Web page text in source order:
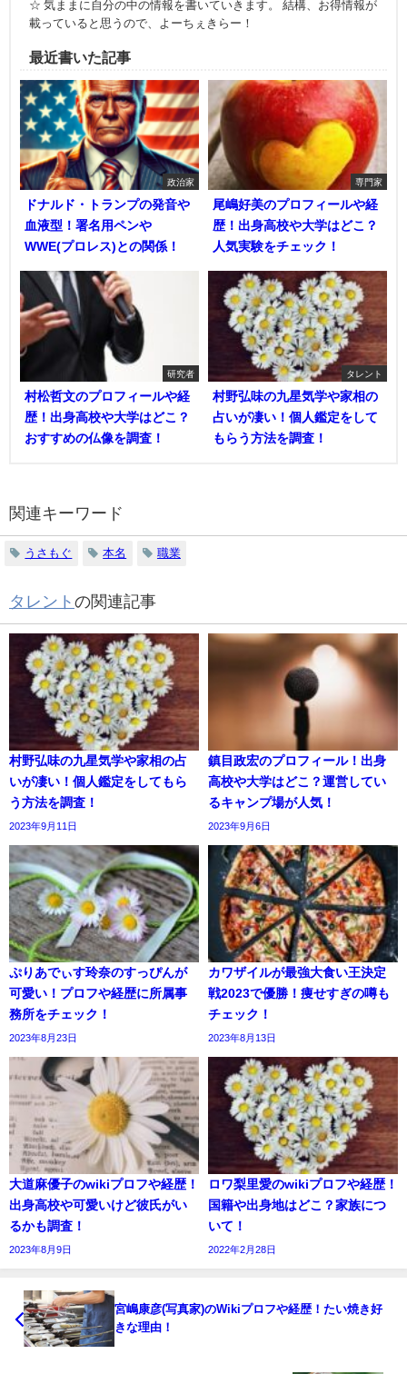
☆ 気ままに自分の中の情報を書いていきます。 結構、お得情報が
載っていると思うので、よーちぇきらー！
最近書いた記事
政治家
ドナルド・トランプの発音や
血液型！署名用ペンや
WWE(プロレス)との関係！
専門家
尾嶋好美のプロフィールや経
歴！出身高校や大学はどこ？
人気実験をチェック！
研究者
村松哲文のプロフィールや経
歴！出身高校や大学はどこ？
おすすめの仏像を調査！
タレント
村野弘味の九星気学や家相の
占いが凄い！個人鑑定をして
もらう方法を調査！
関連キーワード
うさもぐ 本名 職業
タレント の関連記事
村野弘味の九星気学や家相の占
いが凄い！個人鑑定をしてもら
う方法を調査！
2023年9月11日
鎮目政宏のプロフィール！出身
高校や大学はどこ？運営してい
るキャンプ場が人気！
2023年9月6日
ぷりあでぃす玲奈のすっぴんが
可愛い！プロフや経歴に所属事
務所をチェック！
2023年8月23日
カワザイルが最強大食い王決定
戦2023で優勝！痩せすぎの噂も
チェック！
2023年8月13日
大道麻優子のwikiプロフや経歴！
出身高校や可愛いけど彼氏がい
るかも調査！
2023年8月9日
ロワ梨里愛のwikiプロフや経歴！
国籍や出身地はどこ？家族につ
いて！
2022年2月28日
宮嶋康彦(写真家)のWikiプロフや経歴！たい焼き好
きな理由！